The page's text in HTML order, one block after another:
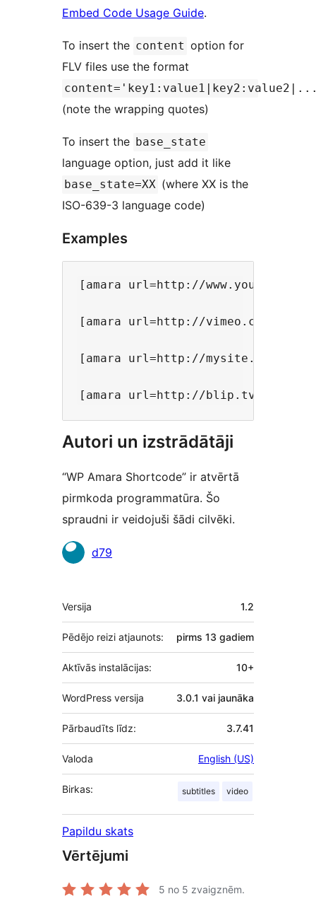
Embed Code Usage Guide.
To insert the content option for
FLV files use the format
(note the wrapping quotes)
To insert the base_state
language option, just add it like
base_state=XX (where XX is the
ISO-639-3 language code)
Examples
[amara url=http://www.youtube.com/
[amara url=http://vimeo.com/
[amara url=http://mysite.com/
Autori un izstrādātāji
“WP Amara Shortcode” ir atvērtā
pirmkoda programmatūra. Šo
spraudni ir veidojuši šādi cilvēki.
Līdzdalībnieki
d79
Meta
Versija 1.2
Pēdējo reizi atjaunots: pirms 13 gadiem
Aktīvās instalācijas: 10+
WordPress versija 3.0.1 vai jaunāka
Pārbaudīts līdz: 3.7.41
Valoda English (US)
Birkas: subtitles video
Papildu skats
Vērtējumi
5 no 5 zvaigznēm.